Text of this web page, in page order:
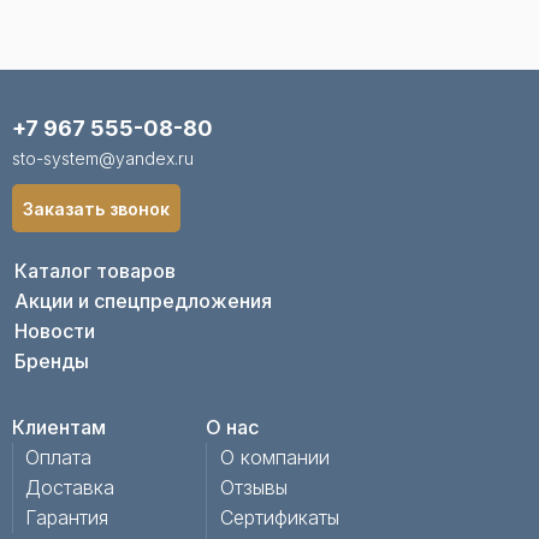
Каталог товаров
Акции и спецпредложения
Новости
Бренды
Клиентам
Оплата
Доставка
Гарантия
О нас
О компании
Отзывы
Сертификаты
+7 967 555-08-80
sto-system@yandex.ru
Заказать звонок